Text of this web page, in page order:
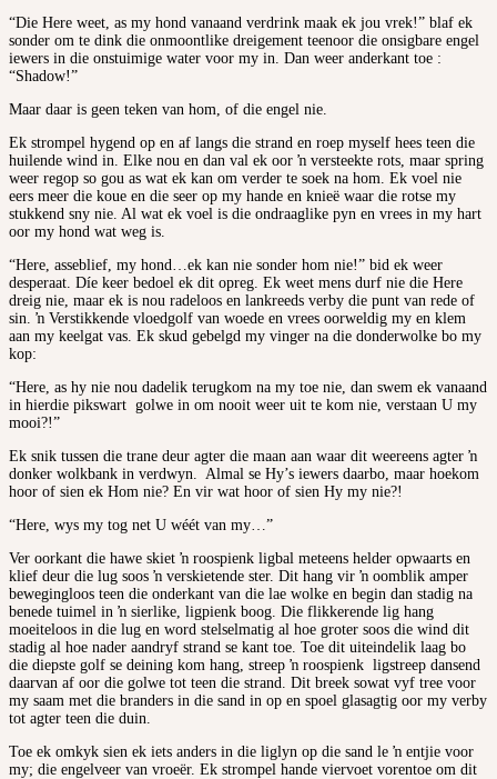
“Die Here weet, as my hond vanaand verdrink maak ek jou vrek!” blaf ek
sonder om te dink die onmoontlike dreigement teenoor die onsigbare engel
iewers in die onstuimige water voor my in. Dan weer anderkant toe :
“Shadow!”
Maar daar is geen teken van hom, of die engel nie.
Ek strompel hygend op en af langs die strand en roep myself hees teen die
huilende wind in. Elke nou en dan val ek oor ŉ versteekte rots, maar spring
weer regop so gou as wat ek kan om verder te soek na hom. Ek voel nie
eers meer die koue en die seer op my hande en knieë waar die rotse my
stukkend sny nie. Al wat ek voel is die ondraaglike pyn en vrees in my hart
oor my hond wat weg is.
“Here, asseblief, my hond…ek kan nie sonder hom nie!” bid ek weer
desperaat. Díe keer bedoel ek dit opreg. Ek weet mens durf nie die Here
dreig nie, maar ek is nou radeloos en lankreeds verby die punt van rede of
sin. ŉ Verstikkende vloedgolf van woede en vrees oorweldig my en klem
aan my keelgat vas. Ek skud gebelgd my vinger na die donderwolke bo my
kop:
“Here, as hy nie nou dadelik terugkom na my toe nie, dan swem ek vanaand
in hierdie pikswart golwe in om nooit weer uit te kom nie, verstaan U my
mooi?!”
Ek snik tussen die trane deur agter die maan aan waar dit weereens agter ŉ
donker wolkbank in verdwyn. Almal se Hy’s iewers daarbo, maar hoekom
hoor of sien ek Hom nie? En vir wat hoor of sien Hy my nie?!
“Here, wys my tog net U wéét van my…”
Ver oorkant die hawe skiet ŉ roospienk ligbal meteens helder opwaarts en
klief deur die lug soos ŉ verskietende ster. Dit hang vir ŉ oomblik amper
bewegingloos teen die onderkant van die lae wolke en begin dan stadig na
benede tuimel in ŉ sierlike, ligpienk boog. Die flikkerende lig hang
moeiteloos in die lug en word stelselmatig al hoe groter soos die wind dit
stadig al hoe nader aandryf strand se kant toe. Toe dit uiteindelik laag bo
die diepste golf se deining kom hang, streep ŉ roospienk ligstreep dansend
daarvan af oor die golwe tot teen die strand. Dit breek sowat vyf tree voor
my saam met die branders in die sand in op en spoel glasagtig oor my verby
tot agter teen die duin.
Toe ek omkyk sien ek iets anders in die liglyn op die sand le ŉ entjie voor
my; die engelveer van vroeër. Ek strompel hande viervoet vorentoe om dit